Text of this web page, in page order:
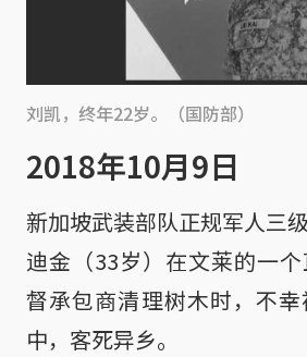
刘凯，终年22岁。（国防部）
2018年10月9日
新加坡武装部队正规军人三
迪金（33岁）在文莱的一
督承包商清理树木时，不
中，客死异乡。